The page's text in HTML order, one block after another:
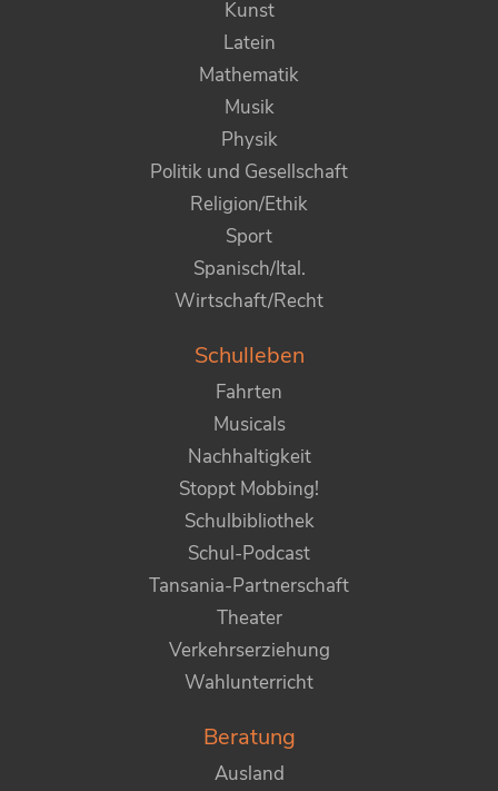
Kunst
Latein
Mathematik
Musik
Physik
Politik und Gesellschaft
Religion/Ethik
Sport
Spanisch/Ital.
Wirtschaft/Recht
Schulleben
Fahrten
Musicals
Nachhaltigkeit
Stoppt Mobbing!
Schulbibliothek
Schul-Podcast
Tansania-Partnerschaft
Theater
Verkehrserziehung
Wahlunterricht
Beratung
Ausland